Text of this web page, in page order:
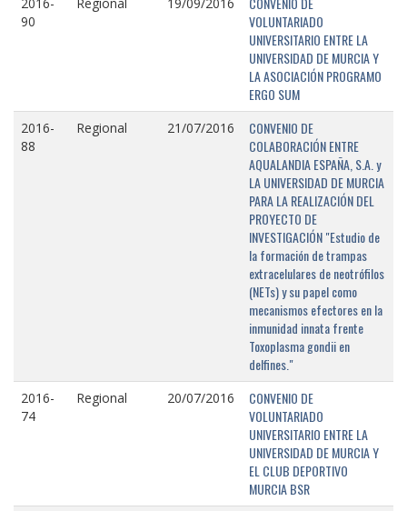
90
VOLUNTARIADO
UNIVERSITARIO ENTRE LA
UNIVERSIDAD DE MURCIA Y
LA ASOCIACIÓN PROGRAMO
ERGO SUM
2016-
88
Regional 21/07/2016
CONVENIO DE
COLABORACIÓN ENTRE
AQUALANDIA ESPAÑA, S.A. y
LA UNIVERSIDAD DE MURCIA
PARA LA REALIZACIÓN DEL
PROYECTO DE
INVESTIGACIÓN "Estudio de
la formación de trampas
extracelulares de neotrófilos
(NETs) y su papel como
mecanismos efectores en la
inmunidad innata frente
Toxoplasma gondii en
delfines."
2016-
74
Regional 20/07/2016
CONVENIO DE
VOLUNTARIADO
UNIVERSITARIO ENTRE LA
UNIVERSIDAD DE MURCIA Y
EL CLUB DEPORTIVO
MURCIA BSR